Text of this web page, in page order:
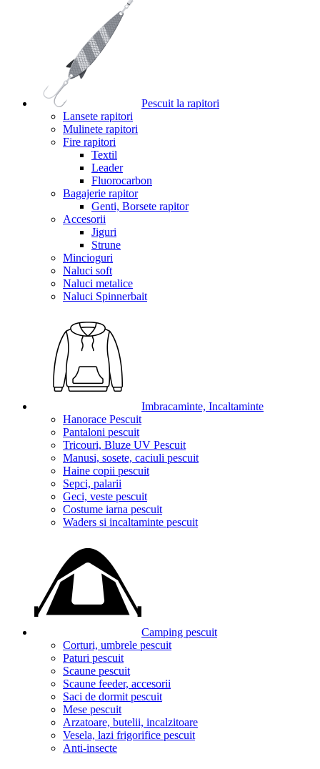
Pescuit la rapitori
Lansete rapitori
Mulinete rapitori
Fire rapitori
Textil
Leader
Fluorocarbon
Bagajerie rapitor
Genti, Borsete rapitor
Accesorii
Jiguri
Strune
Mincioguri
Naluci soft
Naluci metalice
Naluci Spinnerbait
Imbracaminte, Incaltaminte
Hanorace Pescuit
Pantaloni pescuit
Tricouri, Bluze UV Pescuit
Manusi, sosete, caciuli pescuit
Haine copii pescuit
Sepci, palarii
Geci, veste pescuit
Costume iarna pescuit
Waders si incaltaminte pescuit
Camping pescuit
Corturi, umbrele pescuit
Paturi pescuit
Scaune pescuit
Scaune feeder, accesorii
Saci de dormit pescuit
Mese pescuit
Arzatoare, butelii, incalzitoare
Vesela, lazi frigorifice pescuit
Anti-insecte